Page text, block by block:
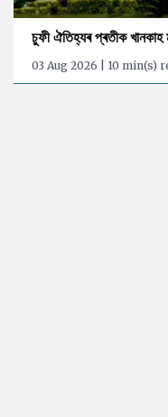
চুফী ঐতিহ্যৰ প্ৰতীক
03 Aug 2026 | 10 min(s)